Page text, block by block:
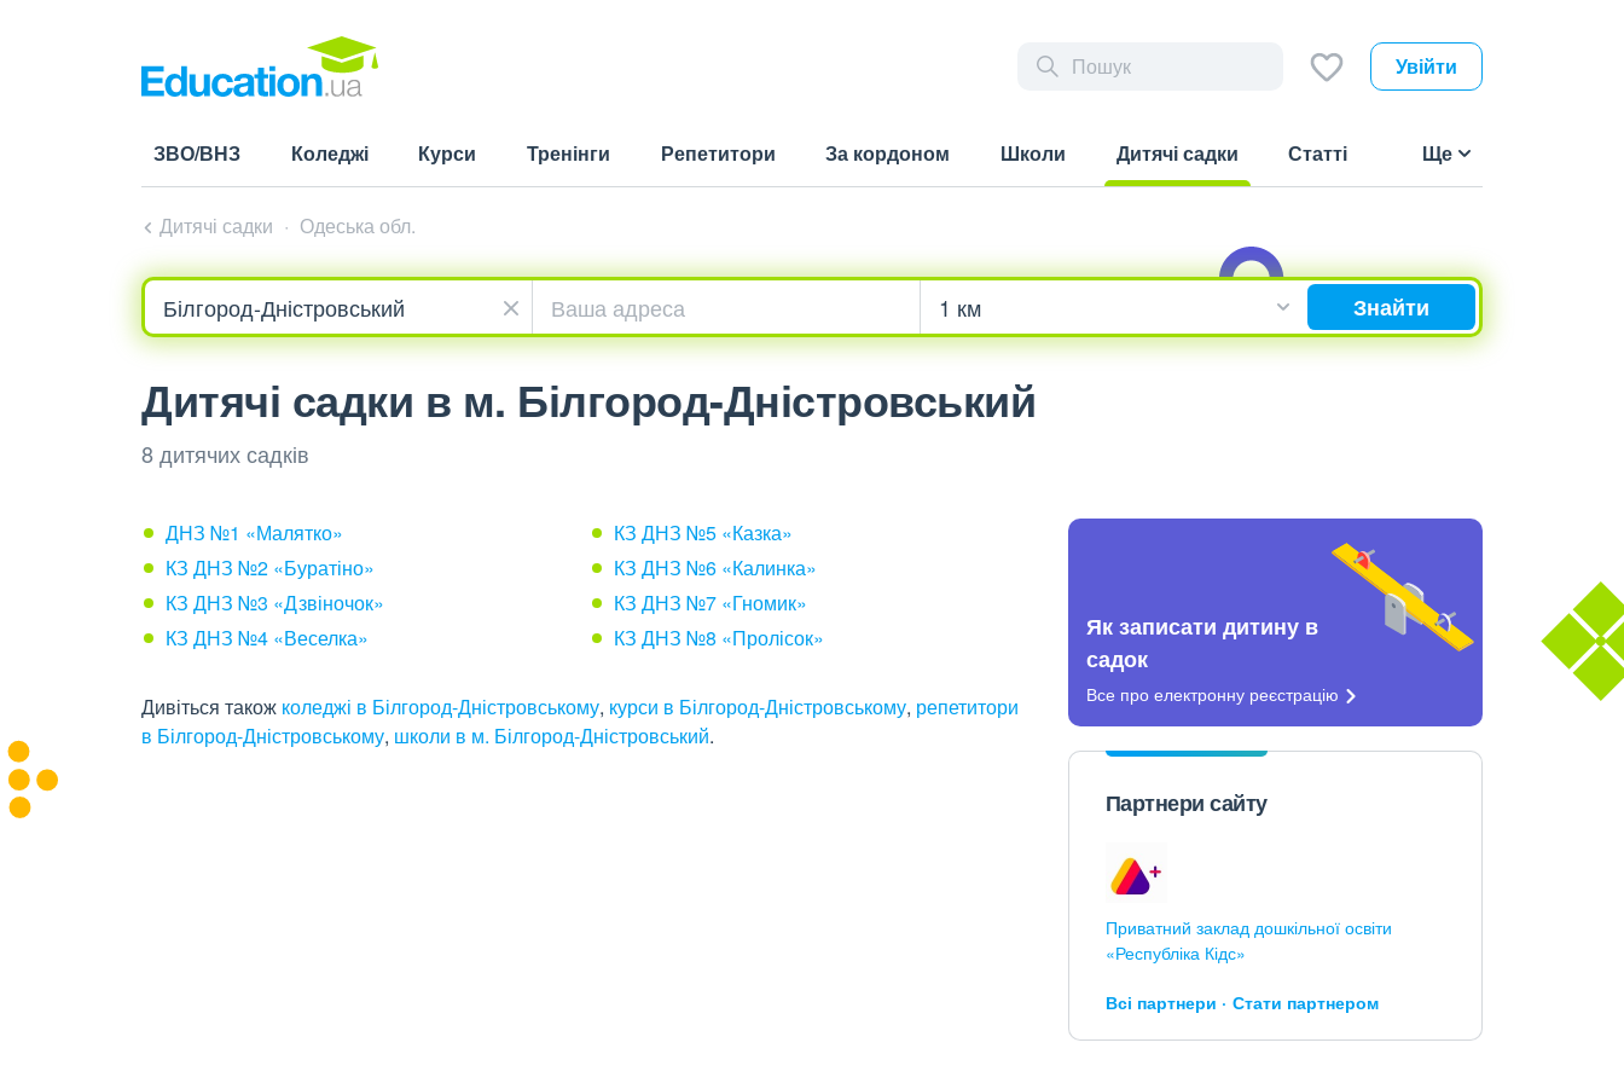
Увійти
ЗВО/ВНЗ Коледжі Курси Тренінги Репетитори За кордоном Школи
Дитячі садки
Статті Ще
Дитячі садки Одеська обл.
Знайти
Дитячі садки в м. Білгород-Дністровський
8 дитячих садків
ДНЗ №1 «Малятко»
КЗ ДНЗ №2 «Буратіно»
КЗ ДНЗ №3 «Дзвіночок»
КЗ ДНЗ №4 «Веселка»
КЗ ДНЗ №5 «Казка»
КЗ ДНЗ №6 «Калинка»
КЗ ДНЗ №7 «Гномик»
КЗ ДНЗ №8 «Пролісок»
Дивіться також коледжі в Білгород-Дністровському, курси в Білгород-Дністровському, репетитори
в Білгород-Дністровському, школи в м. Білгород-Дністровський.
Як записати дитину в
садок
Все про електронну реєстрацію
Партнери сайту
Приватний заклад дошкільної освіти
«Республіка Кідс»
Всі партнери Стати партнером